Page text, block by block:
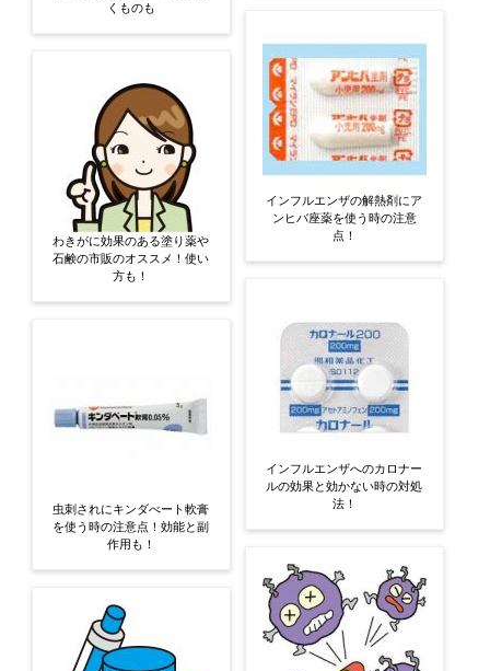
くものも
わきがに効果のある塗り薬や
石鹸の市販のオススメ！使い
方も！
虫刺されにキンダべート軟膏
を使う時の注意点！効能と副
作用も！
インフルエンザの解熱剤にア
ンヒバ座薬を使う時の注意
点！
インフルエンザへのカロナー
ルの効果と効かない時の対処
法！